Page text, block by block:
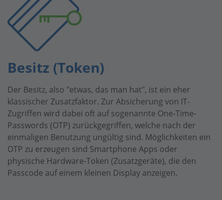
Besitz (Token)
Der Besitz, also "etwas, das man hat", ist ein eher
klassischer Zusatzfaktor. Zur Absicherung von IT-
Zugriffen wird dabei oft auf sogenannte One-Time-
Passwords (OTP) zurückgegriffen, welche nach der
einmaligen Benutzung ungültig sind. Möglichkeiten ein
OTP zu erzeugen sind Smartphone Apps oder
physische Hardware-Token (Zusatzgeräte), die den
Passcode auf einem kleinen Display anzeigen.